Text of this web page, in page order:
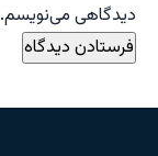
دیدگاهی می‌نویسم.